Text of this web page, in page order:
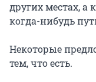
других местах, а
когда-нибудь
Некоторые
тем, что есть.